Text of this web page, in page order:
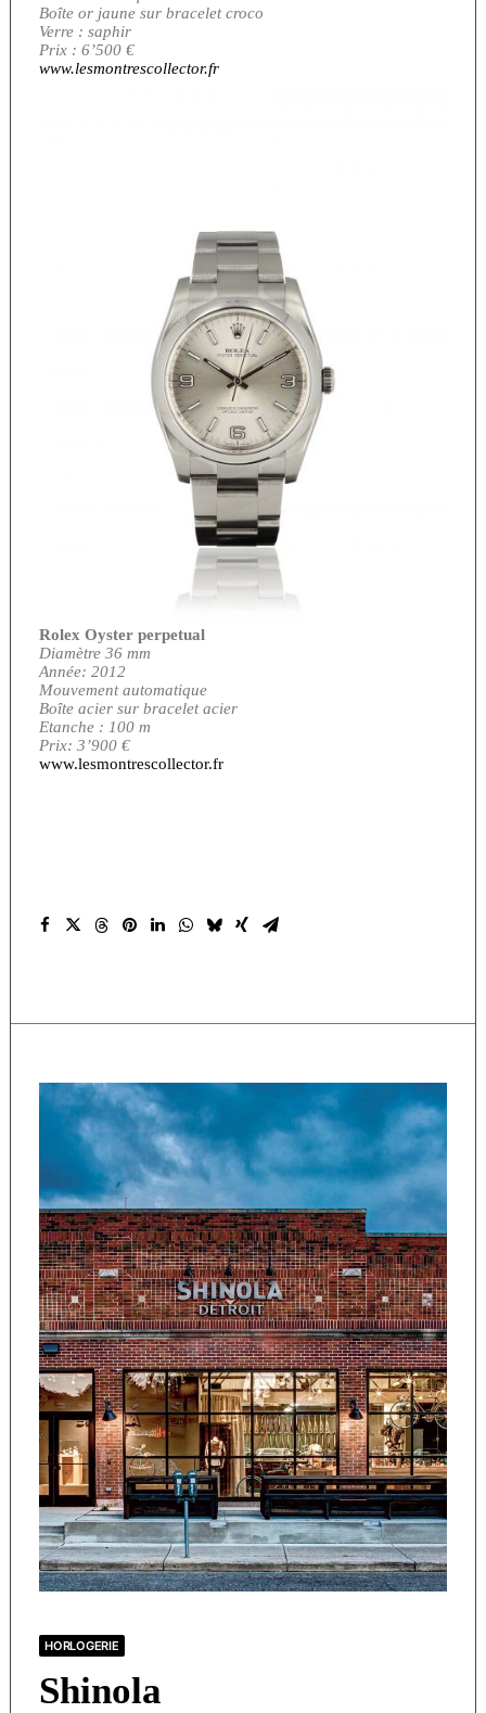
Boîte or jaune sur bracelet croco
Verre : saphir
Prix : 6’500 €
www.lesmontrescollector.fr
Rolex Oyster perpetual
Diamètre 36 mm
Année: 2012
Mouvement automatique
Boîte acier sur bracelet acier
Etanche : 100 m
Prix: 3’900 €
www.lesmontrescollector.fr
HORLOGERIE
Shinola